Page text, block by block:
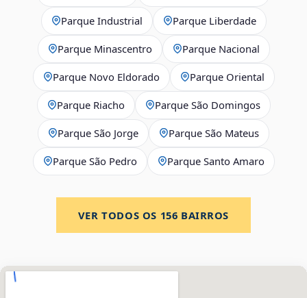
Parque Industrial Parque Liberdade
Parque Minascentro Parque Nacional
Parque Novo Eldorado Parque Oriental
Parque Riacho Parque São Domingos
Parque São Jorge Parque São Mateus
Parque São Pedro Parque Santo Amaro
VER TODOS OS 156 BAIRROS